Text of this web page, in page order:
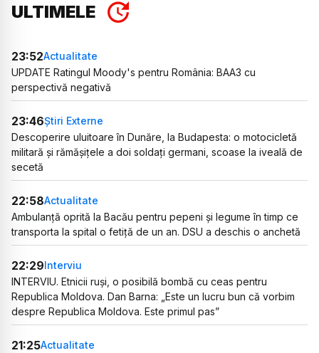
ULTIMELE
23:52Actualitate
UPDATE Ratingul Moody's pentru România: BAA3 cu
perspectivă negativă
23:46Știri Externe
Descoperire uluitoare în Dunăre, la Budapesta: o motocicletă
militară și rămășițele a doi soldați germani, scoase la iveală de
secetă
22:58Actualitate
Ambulanță oprită la Bacău pentru pepeni și legume în timp ce
transporta la spital o fetiță de un an. DSU a deschis o anchetă
22:29 Interviu
INTERVIU. Etnicii ruși, o posibilă bombă cu ceas pentru
Republica Moldova. Dan Barna: „Este un lucru bun că vorbim
despre Republica Moldova. Este primul pas”
21:25Actualitate